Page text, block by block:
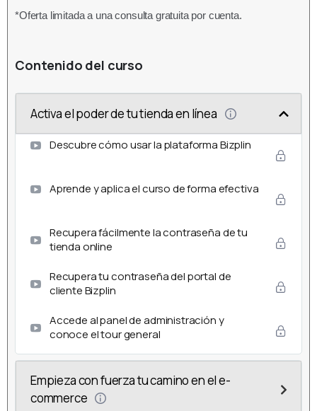
*Oferta limitada a una consulta gratuita por cuenta.
Contenido del curso
Activa el poder de tu tienda en línea
Descubre cómo usar la plataforma Bizplin
Aprende y aplica el curso de forma efectiva
Recupera fácilmente la contraseña de tu
tienda online
Recupera tu contraseña del portal de
cliente Bizplin
Accede al panel de administración y
conoce el tour general
Empieza con fuerza tu camino en el e-
commerce